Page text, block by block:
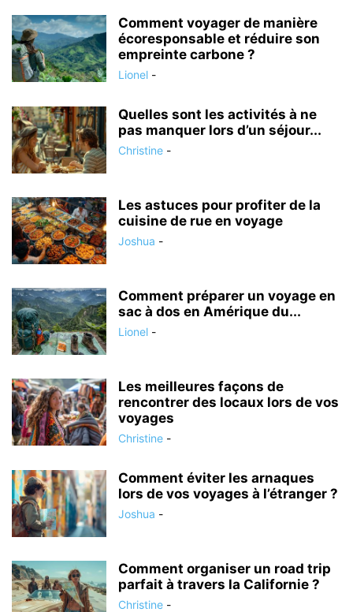
Comment voyager de manière
écoresponsable et réduire son
empreinte carbone ?
Lionel -
Quelles sont les activités à ne
pas manquer lors d’un séjour...
Christine -
Les astuces pour profiter de la
cuisine de rue en voyage
Joshua -
Comment préparer un voyage en
sac à dos en Amérique du...
Lionel -
Les meilleures façons de
rencontrer des locaux lors de vos
voyages
Christine -
Comment éviter les arnaques
lors de vos voyages à l’étranger ?
Joshua -
Comment organiser un road trip
parfait à travers la Californie ?
Christine -